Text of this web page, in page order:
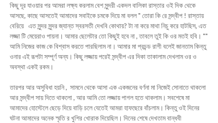
কিছু দূর যাওয়ার পর আমরা লক্ষ্য করলাম বেশ সুন্দরী একদল বালিকা রাস্তার ওই দিক থেকে
আসছে, কাছে আসতেই আমাদের সবাইকে চমকে দিয়ে মা বলল " তোরা কি রে সন্দ্বীপ ! রাস্তায়
বেরিয়ে এত সুন্দর সুন্দর জ্যান্ত স্বরসতী দেখবি কোথায়? টা না করে মাথা নিচু করে হাটছিস, এত
লজ্জা টি মেয়েরাও পায়না। আমার ছেলেটার তো কিছুই হবে না , তাবলে তুই কি ওর মতই হবি। ""
আমি নিজের কাজ কে বিশ্বাস করতে পারছিলাম না। আমার মা প্রচন্ড রাগী বলেই জানতাম কিন্তু
ওনার এই রূপটা সম্পূর্ণ অন্য। কিছু লজ্জায় পরেই সন্দ্বীপ এর দিকা তাকালাম দেখলাম ওর ও
অবস্থা একই রকম।
তারপর আর অসুবিধা হয়নি , সামনে থেকে আসা এক একজনের বর্ণনা মা নিজেই সোনাতে থাকলো
আর সন্দ্বীপ সায় দিতে থাকলো , আর আমি তো লজ্জায় পাগল হতে থাকলাম। সবশেষে মা
আমাদের হোস্টেলে ছেড়ে দিয়ে বাড়ি চলে যেতেই আমরা হাফছেরে বাঁচলাম। কিন্তু ওই দিনের
ঘটনা আমাদের অনেক স্মৃতি র খুশির খোরাক দিয়েছিল। দিনের শেষে দেখতাম বান্ধবী